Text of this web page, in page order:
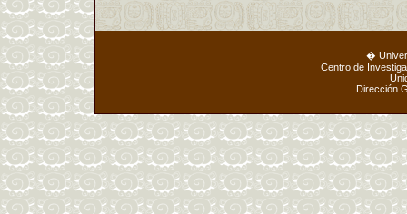
�
Centro de
Dirección